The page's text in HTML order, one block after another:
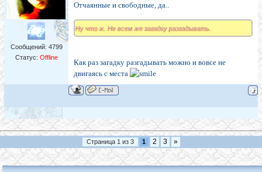
Сообщений: 4799
Статус: Offline
Отчаянные и свободные, да..
Ну что ж. Не всем же загадку разгадывать.
Как раз загадку разгадывать можно и вовсе не
двигаясь с места
Страница 1 из 3 1 2 3 »